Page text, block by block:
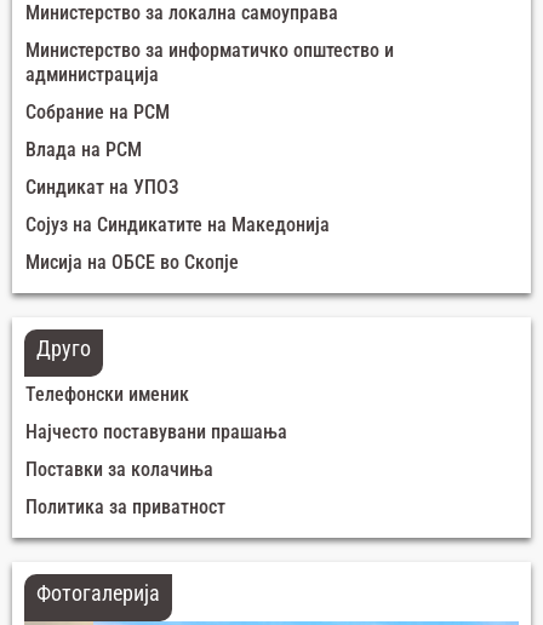
Министерство за локална самоуправа
Министерство за информатичко општество и
администрација
Собрание на РСМ
Влада на РСМ
Синдикат на УПОЗ
Сојуз на Синдикатите на Македонија
Мисија на ОБСЕ во Скопје
Друго
Телефонски именик
Најчесто поставувани прашања
Поставки за колачиња
Политика за приватност
Фотогалерија